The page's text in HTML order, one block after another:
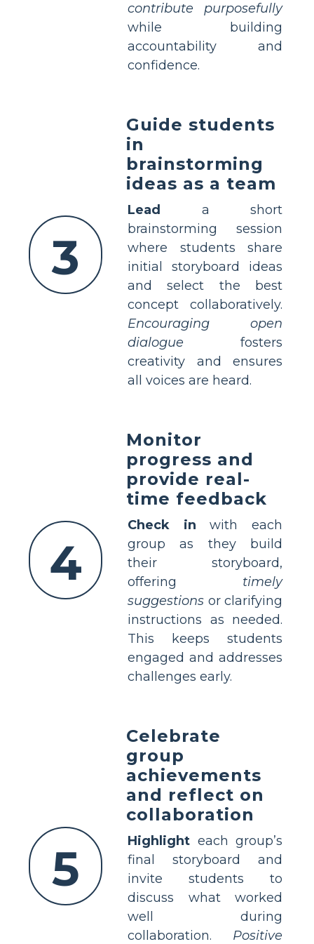
contribute purposefully
while building
accountability and
confidence.
3
Guide students
in
brainstorming
ideas as a team
Lead
a short
brainstorming session
where students share
initial storyboard ideas
and select the best
concept collaboratively.
Encouraging open
dialogue fosters
creativity and ensures
all voices are heard.
4
Monitor
progress and
provide real-
time feedback
Check in with each
group as they build
their storyboard,
offering timely
suggestions or clarifying
instructions as needed.
This keeps students
engaged and addresses
challenges early.
5
Celebrate
group
achievements
and reflect on
collaboration
Highlight each group’s
final storyboard and
invite students to
discuss what worked
well during
collaboration. Positive